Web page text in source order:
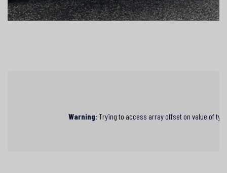
Warning: Trying to access array offset on value of